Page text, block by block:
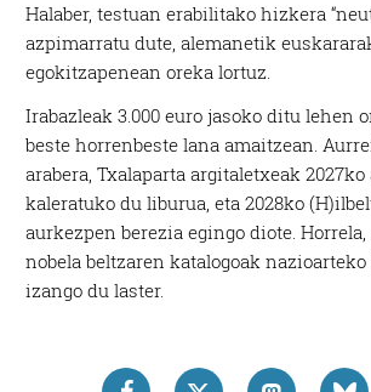
Halaber, testuan erabilitako hizkera
azpimarratu dute, alemanetik
egokitzapenean oreka lortuz.
Irabazleak 3.000 euro jasoko ditu lehen
beste horrenbeste lana amaitzean.
arabera, Txalaparta argitaletxeak
kaleratuko du liburua, eta 2028ko
aurkezpen berezia egingo diote.
nobela beltzaren katalogoak
izango du laster.